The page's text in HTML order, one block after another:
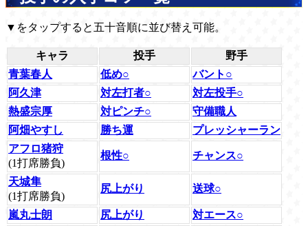
▼をタップすると五十音順に並び替え可能。
キャラ 投手
野手
青葉春人
低め○
バント○
阿久津
対左打者○
対左投手○
熱盛宗厚
対ピンチ○
守備職人
阿畑やすし
勝ち運
プレッシャーラン
アフロ猪狩
(1打席勝負)
根性○ チャンス○
天城隼
(1打席勝負)
尻上がり 送球○
嵐丸士朗 尻上がり
対エース○